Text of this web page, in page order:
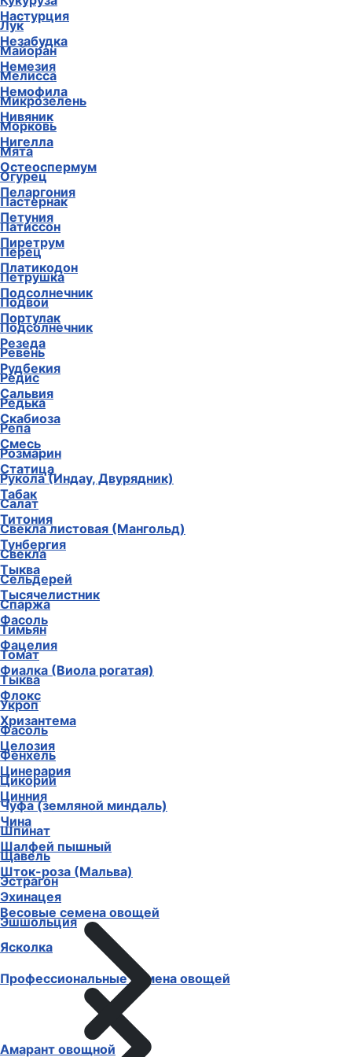
Настурция
Незабудка
Немезия
Немофила
Нивяник
Нигелла
Остеоспермум
Пеларгония
Петуния
Пиретрум
Платикодон
Подсолнечник
Портулак
Резеда
Рудбекия
Сальвия
Скабиоза
Смесь
Статица
Табак
Титония
Тунбергия
Тыква
Тысячелистник
Фасоль
Фацелия
Фиалка (Виола рогатая)
Флокс
Хризантема
Целозия
Цинерария
Цинния
Чина
Шалфей пышный
Шток-роза (Мальва)
Эхинацея
Эшшольция
Ясколка
Профессиональные семена овощей
Лук
Майоран
Мелисса
Микрозелень
Морковь
Мята
Огурец
Пастернак
Патиссон
Перец
Петрушка
Подвои
Подсолнечник
Ревень
Редис
Редька
Репа
Розмарин
Рукола (Индау, Двурядник)
Салат
Свекла листовая (Мангольд)
Свекла
Сельдерей
Спаржа
Тимьян
Томат
Тыква
Укроп
Фасоль
Фенхель
Цикорий
Чуфа (земляной миндаль)
Шпинат
Щавель
Эстрагон
Весовые семена овощей
Амарант овощной